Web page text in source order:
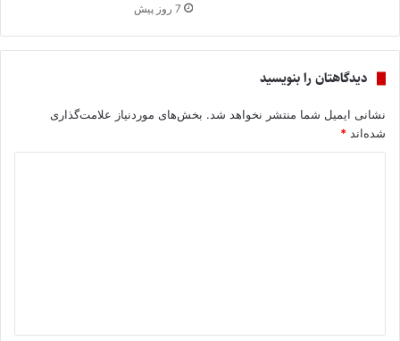
7 روز پیش
دیدگاهتان را بنویسید
نشانی ایمیل شما منتشر نخواهد شد. بخش‌های موردنیاز علامت‌گذاری
شده‌اند *